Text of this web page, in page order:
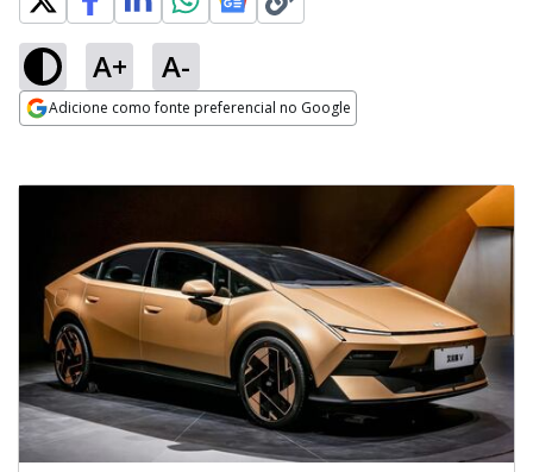
A+ A-
Adicione como fonte preferencial no Google